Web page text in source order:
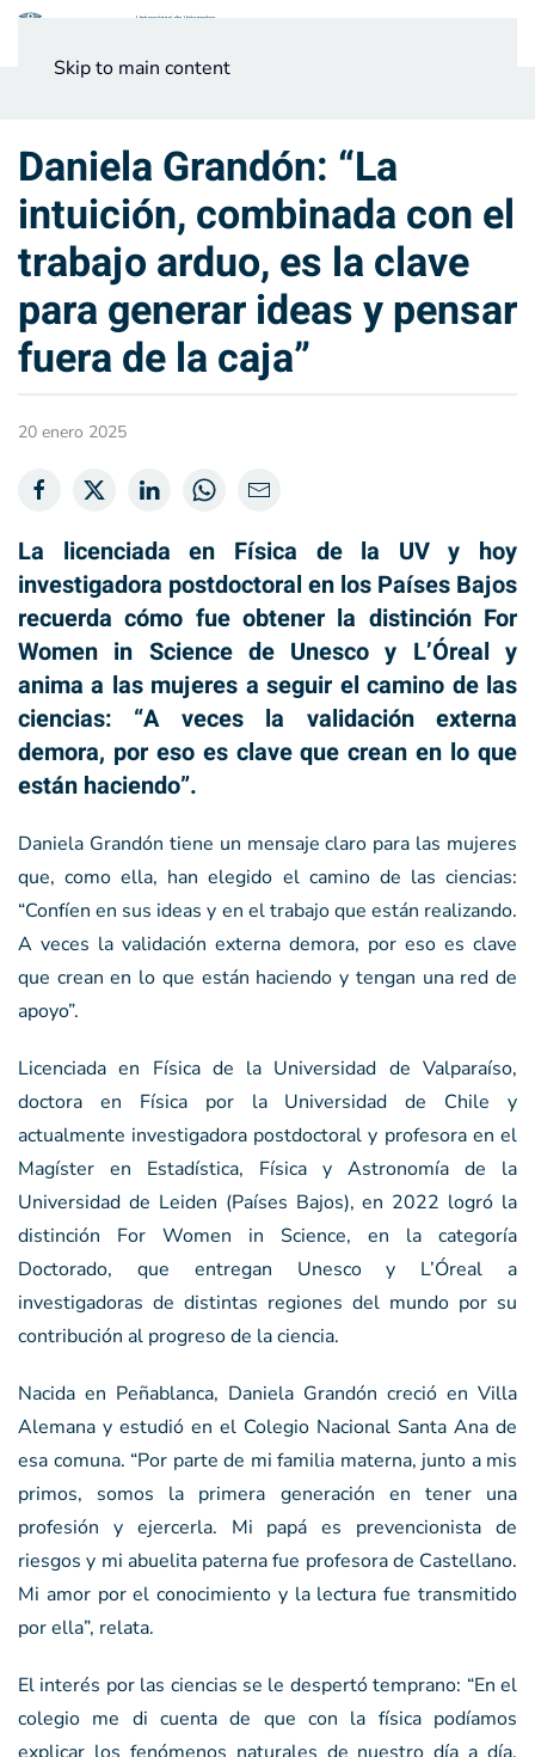
Skip to main content
Daniela Grandón: “La
intuición, combinada con el
trabajo arduo, es la clave
para generar ideas y pensar
fuera de la caja”
20 enero 2025
La licenciada en Física de la UV y hoy
investigadora postdoctoral en los Países Bajos
recuerda cómo fue obtener la distinción For
Women in Science de Unesco y L’Óreal y
anima a las mujeres a seguir el camino de las
ciencias: “A veces la validación externa
demora, por eso es clave que crean en lo que
están haciendo”.
Daniela Grandón tiene un mensaje claro para las mujeres
que, como ella, han elegido el camino de las ciencias:
“Confíen en sus ideas y en el trabajo que están realizando.
A veces la validación externa demora, por eso es clave
que crean en lo que están haciendo y tengan una red de
apoyo”.
Licenciada en Física de la Universidad de Valparaíso,
doctora en Física por la Universidad de Chile y
actualmente investigadora postdoctoral y profesora en el
Magíster en Estadística, Física y Astronomía de la
Universidad de Leiden (Países Bajos), en 2022 logró la
distinción For Women in Science, en la categoría
Doctorado, que entregan Unesco y L’Óreal a
investigadoras de distintas regiones del mundo por su
contribución al progreso de la ciencia.
Nacida en Peñablanca, Daniela Grandón creció en Villa
Alemana y estudió en el Colegio Nacional Santa Ana de
esa comuna. “Por parte de mi familia materna, junto a mis
primos, somos la primera generación en tener una
profesión y ejercerla. Mi papá es prevencionista de
riesgos y mi abuelita paterna fue profesora de Castellano.
Mi amor por el conocimiento y la lectura fue transmitido
por ella”, relata.
El interés por las ciencias se le despertó temprano: “En el
colegio me di cuenta de que con la física podíamos